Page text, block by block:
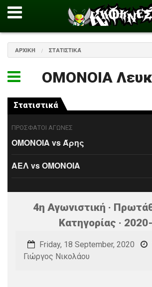
ΑΡΧΙΚΉ ΣΤΑΤΙΣΤΙΚΆ
ΟΜΟΝΟΙΑ
Στατιστικά
ΠΡΟΣΦΑΤΟΙ ΑΓΩΝΕΣ
ΟΜΟΝΟΙΑ vs Άρης
ΑΕΛ vs ΟΜΟΝΟΙΑ
4η Αγωνιστική ·
Κατηγορίας ·
Friday, 18 September, 2020
Γιώργος Νικολάου